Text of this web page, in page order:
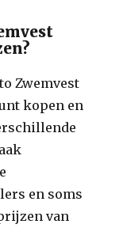
Zwemvest
kopen en
en soms
van